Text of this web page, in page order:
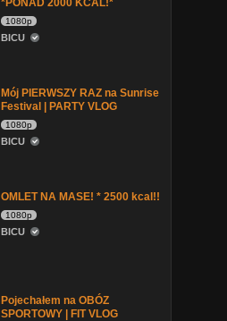
*PONAD 2000 KCAL!*
1080p
BICU
Mój PIERWSZY RAZ na Sunrise
Festival | PARTY VLOG
1080p
BICU
OMLET NA MASE! * 2500 kcal!!
1080p
BICU
Pojechałem na OBÓZ
SPORTOWY | FIT VLOG